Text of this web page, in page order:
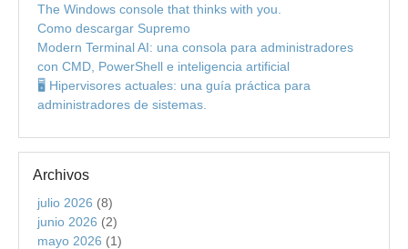
The Windows console that thinks with you.
Como descargar Supremo
Modern Terminal AI: una consola para administradores
con CMD, PowerShell e inteligencia artificial
🖥️ Hipervisores actuales: una guía práctica para
administradores de sistemas.
Archivos
julio 2026 (8)
junio 2026 (2)
mayo 2026 (1)